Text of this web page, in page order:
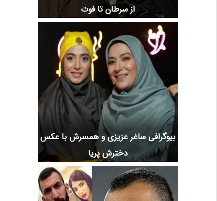
از سرطان تا فوت
بیوگرافی ساغر عزیزی و همسرش با عکس
دخترش پریا